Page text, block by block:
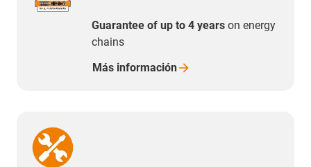
Guarantee of up to 4 years on energy
chains
Más información